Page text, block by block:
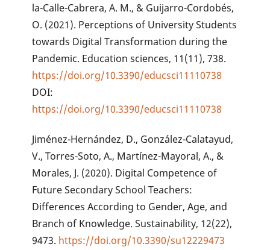
la-Calle-Cabrera, A. M., & Guijarro-Cordobés,
O. (2021). Perceptions of University Students
towards Digital Transformation during the
Pandemic. Education sciences, 11(11), 738.
https://doi.org/10.3390/educsci11110738
DOI:
https://doi.org/10.3390/educsci11110738
Jiménez-Hernández, D., González-Calatayud,
V., Torres-Soto, A., Martínez-Mayoral, A., &
Morales, J. (2020). Digital Competence of
Future Secondary School Teachers:
Differences According to Gender, Age, and
Branch of Knowledge. Sustainability, 12(22),
9473. https://doi.org/10.3390/su12229473